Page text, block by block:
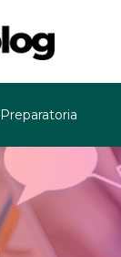
Preparatoria